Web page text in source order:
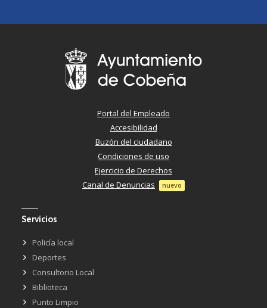
Portal del Empleado
Accesibilidad
Buzón del ciudadano
Condiciones de uso
Ejercicio de Derechos
Canal de Denuncias
nuevo
Servicios
Policía local
Deportes
Consultorio Local
Biblioteca
Punto Limpio